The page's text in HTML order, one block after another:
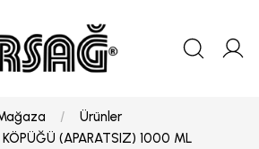
Ürünler
KÖPÜĞÜ (APARATSIZ) 1000 ML